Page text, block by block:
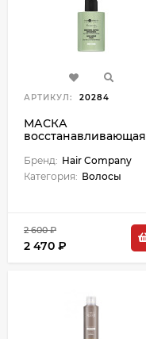
АРТИКУЛ: 20284
МАСКА
восстанавливающая
- 200 мл
Бренд: Hair Company
Категория: Волосы
2 600 ₽
2 470 ₽